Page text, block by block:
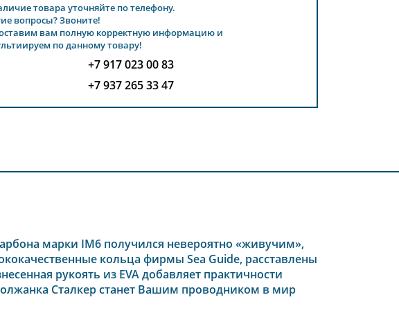
товара уточняйте по телефону.
вопросы? Звоните!
вам полную корректную информацию и
по данному товару!
+7 917 023 00 83
+7 937 265 33 47
марки IM6 получился невероятно «живучим»,
кольца фирмы Sea Guide, расставлены
рукоять из EVA добавляет практичности
Сталкер станет Вашим проводником в мир